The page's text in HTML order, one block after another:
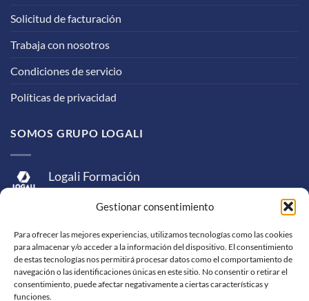
Gestionar consentimiento
Para ofrecer las mejores experiencias, utilizamos tecnologías como las cookies
para almacenar y/o acceder a la información del dispositivo. El consentimiento
de estas tecnologías nos permitirá procesar datos como el comportamiento de
navegación o las identificaciones únicas en este sitio. No consentir o retirar el
consentimiento, puede afectar negativamente a ciertas características y
funciones.
Solicitud de facturación
Trabaja con nosotros
Condiciones de servicio
Políticas de privacidad
SOMOS GRUPO LOGALI
Logali Formación
Logali Consultoría
Logali Ingeniería